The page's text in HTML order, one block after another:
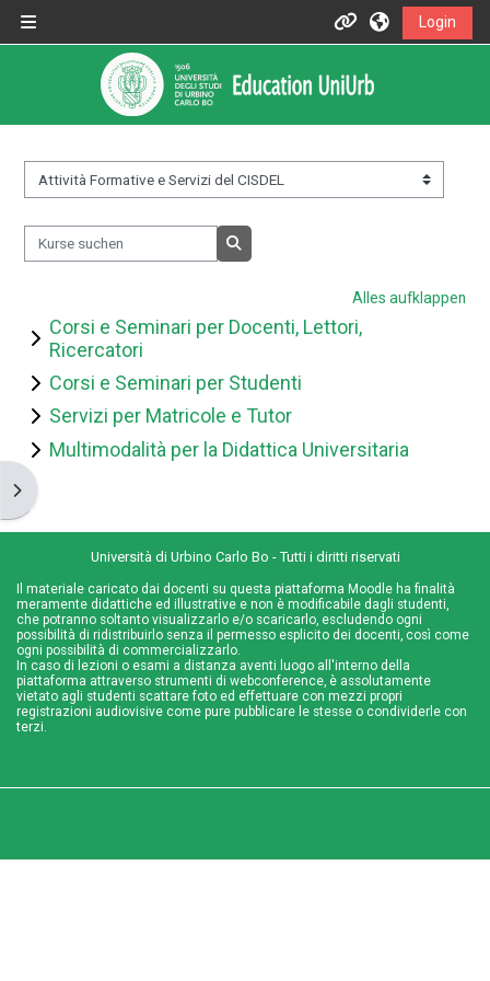
Informazioni
Informazioni generali
Istruzioni per docenti
Istruzioni per studenti
Contatti
Portale UniUrb
Login
Blockleiste öffnen
Kursbereiche
Kurse suchen
Alles aufklappen
Corsi e Seminari per Docenti, Lettori,
Ricercatori
Corsi e Seminari per Studenti
Servizi per Matricole e Tutor
Multimodalità per la Didattica Universitaria
Università di Urbino Carlo Bo - Tutti i diritti riservati
Il materiale caricato dai docenti su questa piattaforma Moodle ha finalità
meramente didattiche ed illustrative e non è modificabile dagli studenti,
che potranno soltanto visualizzarlo e/o scaricarlo, escludendo ogni
possibilità di ridistribuirlo senza il permesso esplicito dei docenti, così come
ogni possibilità di commercializzarlo.
In caso di lezioni o esami a distanza aventi luogo all'interno della
piattaforma attraverso strumenti di webconference, è assolutamente
vietato agli studenti scattare foto ed effettuare con mezzi propri
registrazioni audiovisive come pure pubblicare le stesse o condividerle con
terzi.